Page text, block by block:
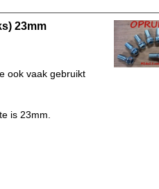
23mm
ook vaak gebruikt
is 23mm.